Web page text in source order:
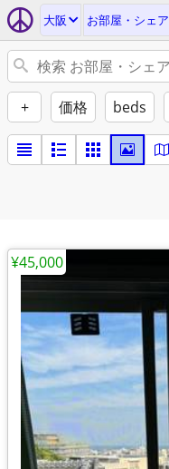
大阪 お部屋・シェア
+ 価格 beds
¥45,000